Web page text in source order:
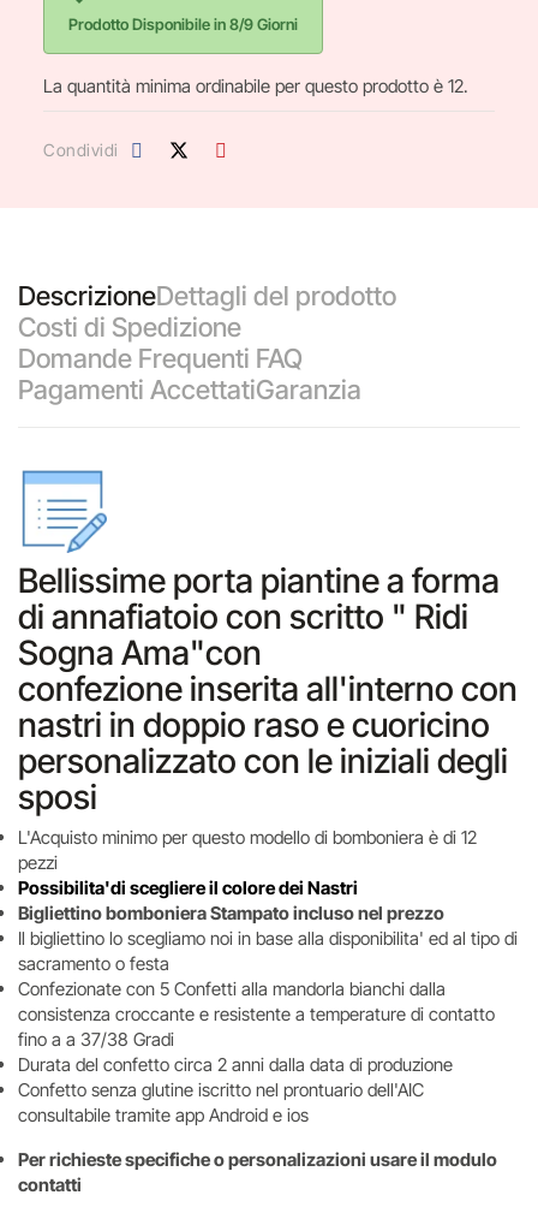
Prodotto Disponibile in 8/9 Giorni
La quantità minima ordinabile per questo prodotto è 12.
Condividi
DescrizioneDettagli del prodotto
Costi di Spedizione
Domande Frequenti FAQ
Pagamenti AccettatiGaranzia
Bellissime porta piantine a forma
di annafiatoio con scritto " Ridi
Sogna Ama"con
confezione inserita all'interno con
nastri in doppio raso e cuoricino
personalizzato con le iniziali degli
sposi
L'Acquisto minimo per questo modello di bomboniera è di 12
pezzi
Possibilita'di scegliere il colore dei Nastri
Bigliettino bomboniera Stampato incluso nel prezzo
Il bigliettino lo scegliamo noi in base alla disponibilita' ed al tipo di
sacramento o festa
Confezionate con 5 Confetti alla mandorla bianchi dalla
consistenza croccante e resistente a temperature di contatto
fino a a 37/38 Gradi
Durata del confetto circa 2 anni dalla data di produzione
Confetto senza glutine iscritto nel prontuario dell'AIC
consultabile tramite app Android e ios
Per richieste specifiche o personalizazioni usare il modulo
contatti